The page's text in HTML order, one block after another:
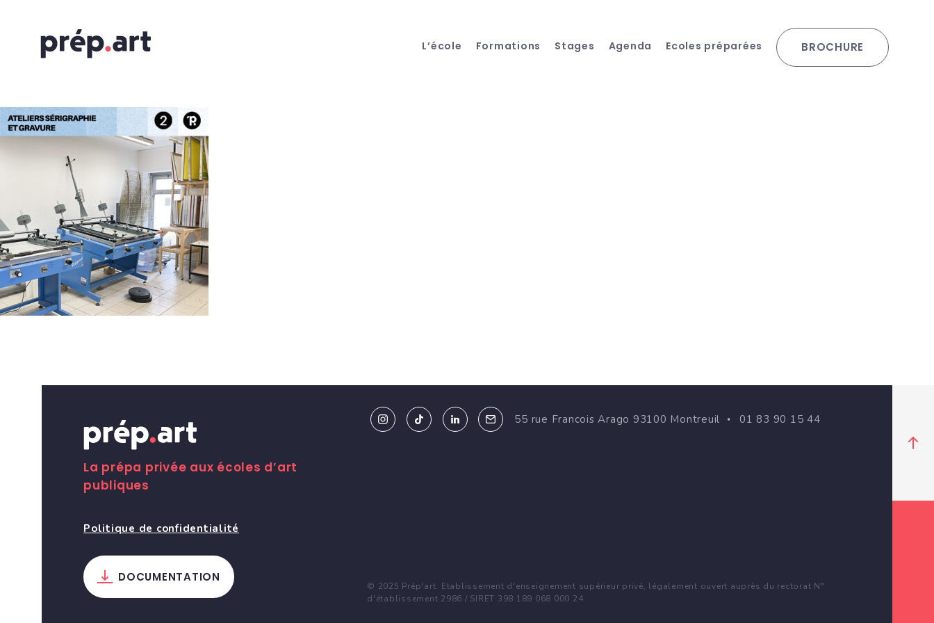
L’école Formations Stages Agenda Ecoles préparées BROCHURE
La prépa privée aux écoles d’art
publiques
Politique de confidentialité
DOCUMENTATION
55 rue Francois Arago 93100 Montreuil 01 83 90 15 44
© 2025 Prép'art. Etablissement d'enseignement supérieur privé, légalement ouvert auprès du rectorat N°
d'établissement 2986 / SIRET 398 189 068 000 24